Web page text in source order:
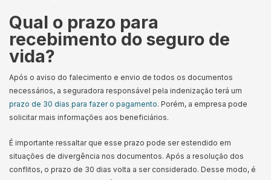
Qual o prazo para
recebimento do seguro de
vida?
Após o aviso do falecimento e envio de todos os documentos
necessários, a seguradora responsável pela indenização terá um
prazo de 30 dias para fazer o pagamento. Porém, a empresa pode
solicitar mais informações aos beneficiários.
É importante ressaltar que esse prazo pode ser estendido em
situações de divergência nos documentos. Após a resolução dos
conflitos, o prazo de 30 dias volta a ser considerado. Desse modo, é